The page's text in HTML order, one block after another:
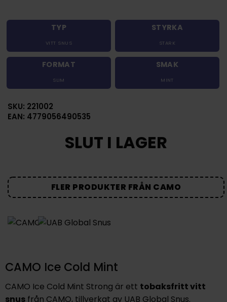
TYP
VITT SNUS
STYRKA
STARK
FORMAT
SLIM
SMAK
MINT
SKU: 221002
EAN: 4779056490535
SLUT I LAGER
FLER PRODUKTER FRÅN CAMO
CAMO Ice Cold Mint
CAMO Ice Cold Mint Strong är ett tobaksfritt vitt
snusfrån CAMO, tillverkat av UAB Global Snus.